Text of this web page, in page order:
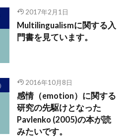
2017年2月1日
Multilingualismに関する入
門書を見ています。
2016年10月8日
感情（emotion）に関する
研究の先駆けとなった
Pavlenko (2005)の本が読
みたいです。